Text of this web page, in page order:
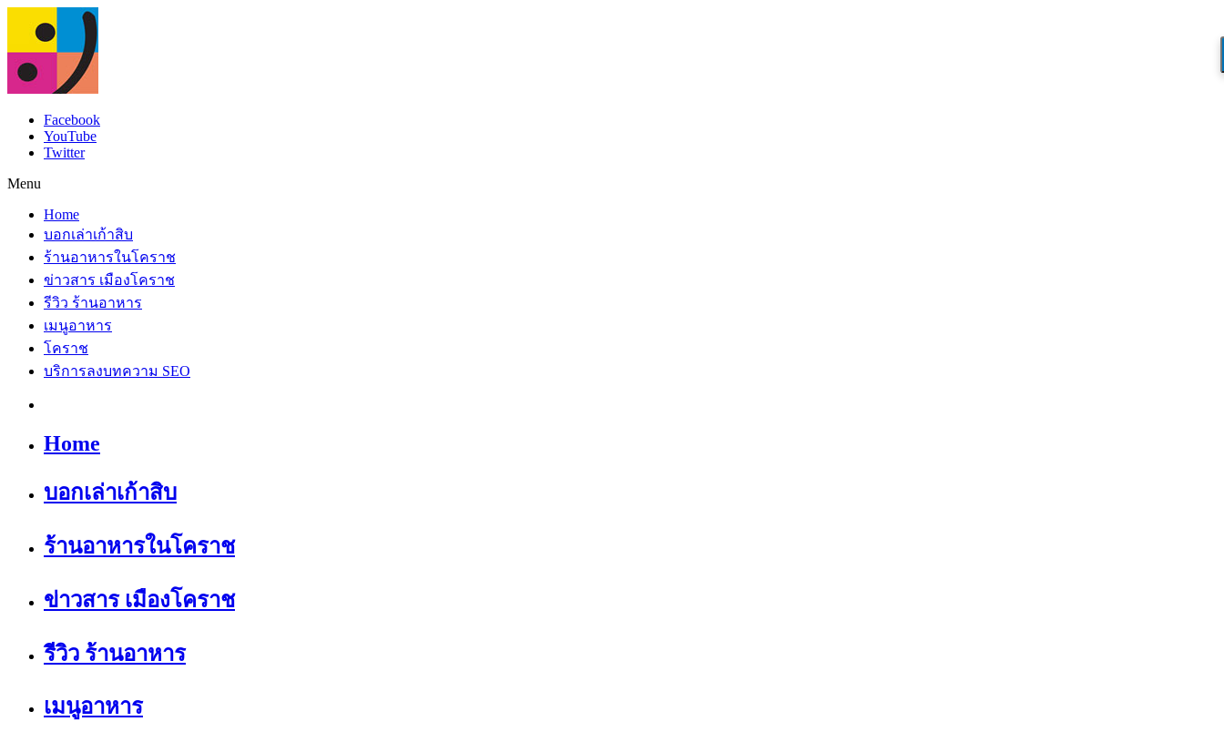
Facebook
YouTube
Twitter
Menu
Home
บอกเล่าเก้าสิบ
ร้านอาหารในโคราช
ข่าวสาร เมืองโคราช
รีวิว ร้านอาหาร
เมนูอาหาร
โคราช
บริการลงบทความ SEO
Home
บอกเล่าเก้าสิบ
ร้านอาหารในโคราช
ข่าวสาร เมืองโคราช
รีวิว ร้านอาหาร
เมนูอาหาร